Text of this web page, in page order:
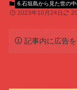
6.石垣島から見た世の
2023年10月24日
記事内に広告